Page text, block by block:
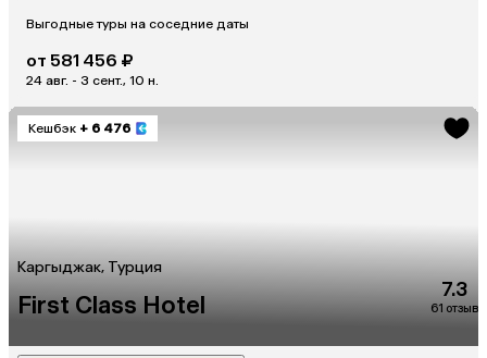
Выгодные туры на соседние даты
от 581 456 ₽
24 авг. - 3 сент., 10 н.
Кешбэк + 6 476
Каргыджак, Турция
First Class Hotel
7.3
61 отзыв